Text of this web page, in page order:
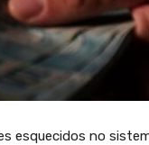
esquecidos no